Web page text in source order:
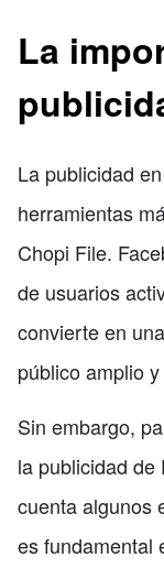
La
La publicidad
herramientas
Chopi File.
de usuarios
convierte en
público amplio
Sin embargo,
la publicidad de
cuenta algunos
es fundamental